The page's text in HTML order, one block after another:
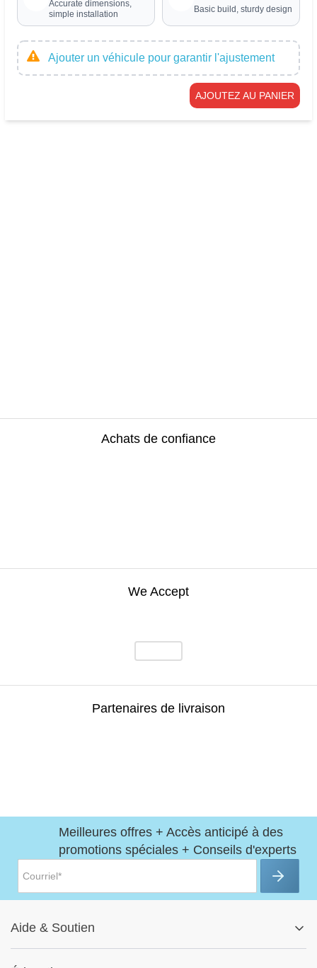
Accurate dimensions,
simple installation
Basic build, sturdy design
Ajouter un véhicule pour garantir l'ajustement
AJOUTEZ AU PANIER
Achats de confiance
We Accept
Partenaires de livraison
Meilleures offres + Accès anticipé à des
promotions spéciales + Conseils d'experts
Aide & Soutien